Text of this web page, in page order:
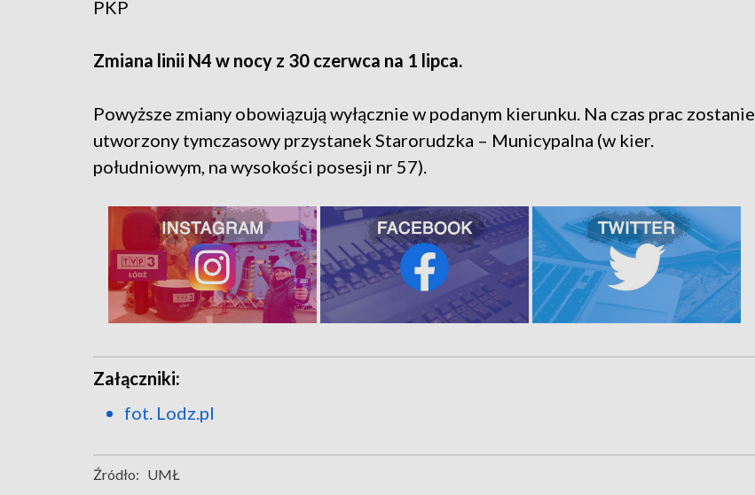
PKP
Zmiana linii N4 w nocy z 30 czerwca na 1 lipca.
Powyższe zmiany obowiązują wyłącznie w podanym kierunku. Na czas prac zostanie
utworzony tymczasowy przystanek Starorudzka – Municypalna (w kier.
południowym, na wysokości posesji nr 57).
Załączniki:
fot. Lodz.pl
Źródło: UMŁ